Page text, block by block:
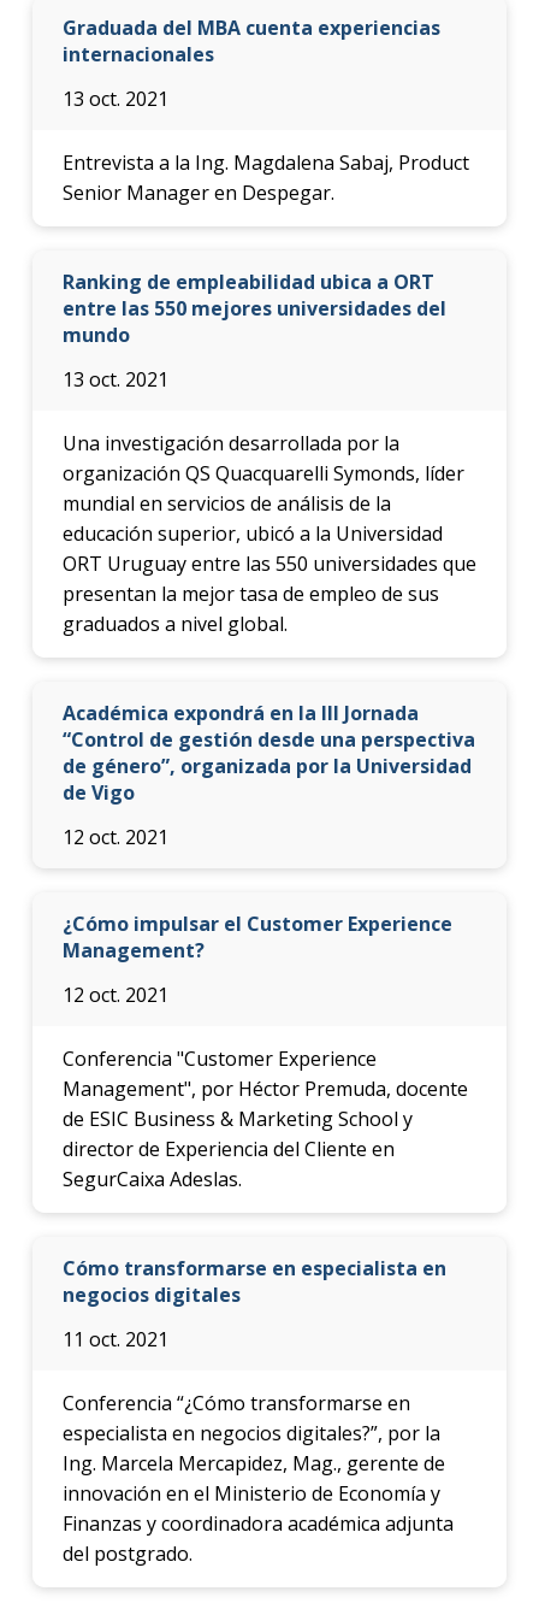
Graduada del MBA cuenta experiencias
internacionales
13 oct. 2021
Entrevista a la Ing. Magdalena Sabaj, Product
Senior Manager en Despegar.
Ranking de empleabilidad ubica a ORT
entre las 550 mejores universidades del
mundo
13 oct. 2021
Una investigación desarrollada por la
organización QS Quacquarelli Symonds, líder
mundial en servicios de análisis de la
educación superior, ubicó a la Universidad
ORT Uruguay entre las 550 universidades que
presentan la mejor tasa de empleo de sus
graduados a nivel global.
Académica expondrá en la III Jornada
“Control de gestión desde una perspectiva
de género”, organizada por la Universidad
de Vigo
12 oct. 2021
¿Cómo impulsar el Customer Experience
Management?
12 oct. 2021
Conferencia "Customer Experience
Management", por Héctor Premuda, docente
de ESIC Business & Marketing School y
director de Experiencia del Cliente en
SegurCaixa Adeslas.
Cómo transformarse en especialista en
negocios digitales
11 oct. 2021
Conferencia “¿Cómo transformarse en
especialista en negocios digitales?”, por la
Ing. Marcela Mercapidez, Mag., gerente de
innovación en el Ministerio de Economía y
Finanzas y coordinadora académica adjunta
del postgrado.